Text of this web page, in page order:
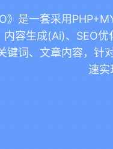
》是一套采用
内容生成(Ai)、SEO
键词、文章内容，针
速实